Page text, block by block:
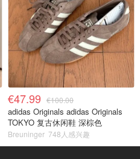
€47.99 €100.00
adidas Originals adidas Originals
TOKYO 复古休闲鞋 深棕色
Breuninger 748人感兴趣